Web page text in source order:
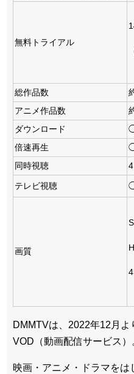
無料トライアル
総作品数
アニメ作品数
ダウンロード
倍速再生
同時視聴
テレビ視聴
画質
DMMTVは、2022年12月
VOD（動画配信サービス）
映画・アニメ・ドラマをは